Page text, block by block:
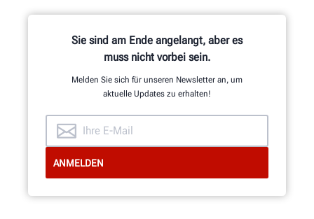
Sie sind am Ende angelangt, aber es
muss nicht vorbei sein.
Melden Sie sich für unseren Newsletter an, um
aktuelle Updates zu erhalten!